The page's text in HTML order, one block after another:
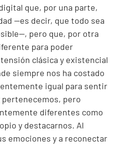
que, por una parte,
—es decir, que todo sea
pero que, por otra
para poder
clásica y existencial
siempre nos ha costado
igual para sentir
pero
diferentes como
y destacarnos. Al
emociones y a reconectar